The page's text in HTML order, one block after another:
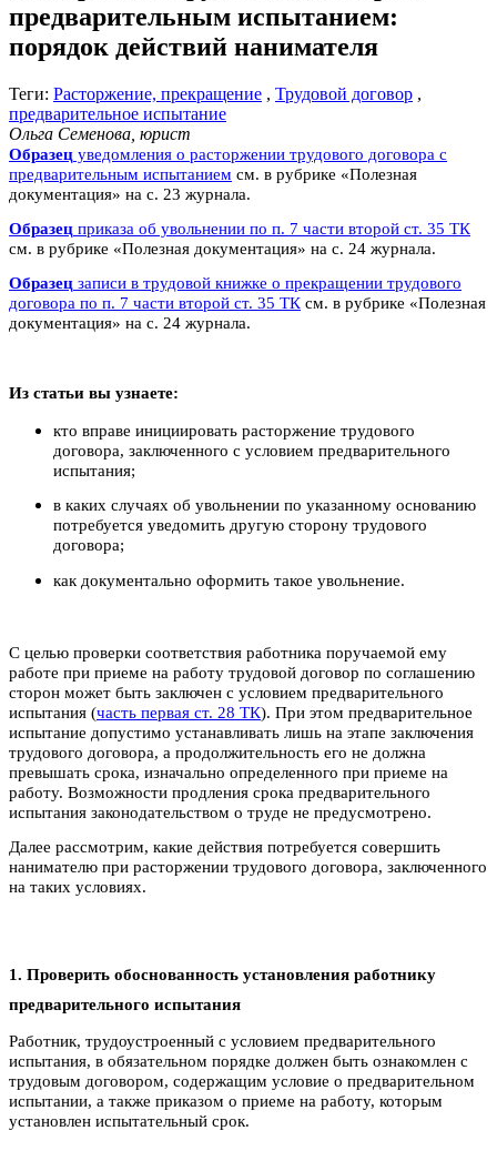
предварительным испытанием:
порядок действий нанимателя
Теги: Расторжение, прекращение , Трудовой договор ,
предварительное испытание
Ольга Семенова, юрист
Образец уведомления о расторжении трудового договора с
предварительным испытанием см. в рубрике «Полезная
документация» на с. 23 журнала.
Образец приказа об увольнении по п. 7 части второй ст. 35 ТК
см. в рубрике «Полезная документация» на с. 24 журнала.
Образец записи в трудовой книжке о прекращении трудового
договора по п. 7 части второй ст. 35 ТК см. в рубрике «Полезная
документация» на с. 24 журнала.
Из статьи вы узнаете:
кто вправе инициировать расторжение трудового
договора, заключенного с условием предварительного
испытания;
в каких случаях об увольнении по указанному основанию
потребуется уведомить другую сторону трудового
договора;
как документально оформить такое увольнение.
С целью проверки соответствия работника поручаемой ему
работе при приеме на работу трудовой договор по соглашению
сторон может быть заключен с условием предварительного
испытания (часть первая ст. 28 ТК). При этом предварительное
испытание допустимо устанавливать лишь на этапе заключения
трудового договора, а продолжительность его не должна
превышать срока, изначально определенного при приеме на
работу. Возможности продления срока предварительного
испытания законодательством о труде не предусмотрено.
Далее рассмотрим, какие действия потребуется совершить
нанимателю при расторжении трудового договора, заключенного
на таких условиях.
1. Проверить обоснованность установления работнику
предварительного испытания
Работник, трудоустроенный с условием предварительного
испытания, в обязательном порядке должен быть ознакомлен с
трудовым договором, содержащим условие о предварительном
испытании, а также приказом о приеме на работу, которым
установлен испытательный срок.